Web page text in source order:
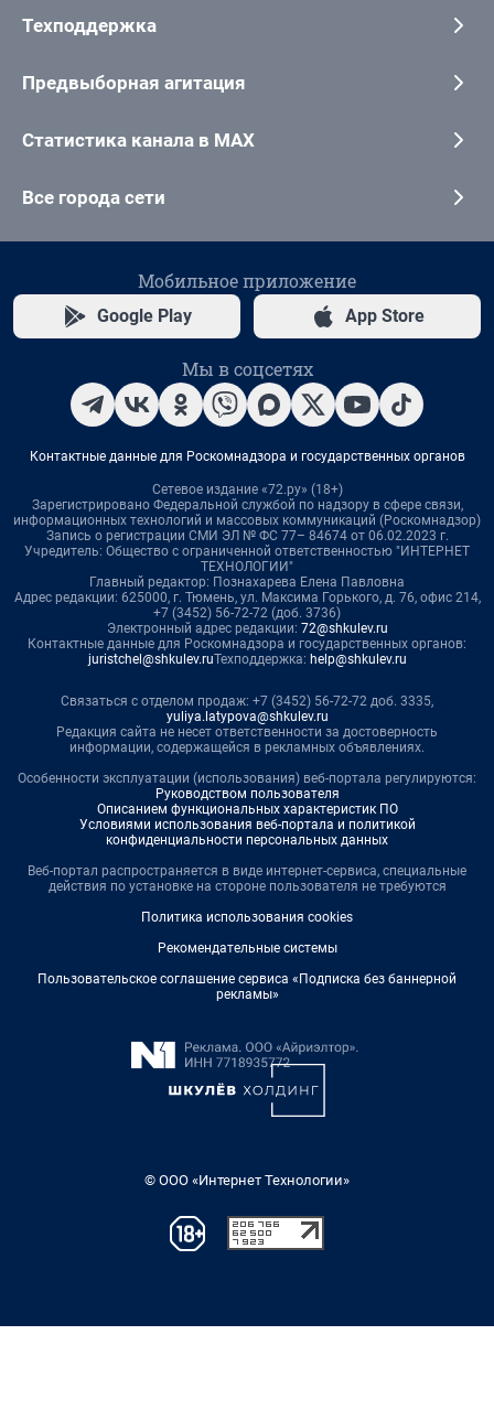
Техподдержка
Предвыборная агитация
Статистика канала в MAX
Все города сети
Мобильное приложение
Google Play App Store
Мы в соцсетях
Контактные данные для Роскомнадзора и государственных органов
Сетевое издание «72.ру» (18+)
Зарегистрировано Федеральной службой по надзору в сфере связи,
информационных технологий и массовых коммуникаций (Роскомнадзор)
Запись о регистрации СМИ ЭЛ № ФС 77– 84674 от 06.02.2023 г.
Учредитель: Общество с ограниченной ответственностью "ИНТЕРНЕТ
ТЕХНОЛОГИИ"
Главный редактор: Познахарева Елена Павловна
Адрес редакции: 625000, г. Тюмень, ул. Максима Горького, д. 76, офис 214,
+7 (3452) 56-72-72 (доб. 3736)
Электронный адрес редакции: 72@shkulev.ru
Контактные данные для Роскомнадзора и государственных органов:
juristchel@shkulev.ruТехподдержка: help@shkulev.ru
Связаться с отделом продаж: +7 (3452) 56-72-72 доб. 3335,
yuliya.latypova@shkulev.ru
Редакция сайта не несет ответственности за достоверность
информации, содержащейся в рекламных объявлениях.
Особенности эксплуатации (использования) веб-портала регулируются:
Руководством пользователя
Описанием функциональных характеристик ПО
Условиями использования веб-портала и политикой
конфиденциальности персональных данных
Веб-портал распространяется в виде интернет-сервиса, специальные
действия по установке на стороне пользователя не требуются
Политика использования cookies
Рекомендательные системы
Пользовательское соглашение сервиса «Подписка без баннерной
рекламы»
© ООО «Интернет Технологии»